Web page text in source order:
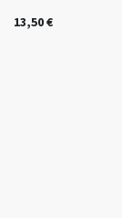
13,50€